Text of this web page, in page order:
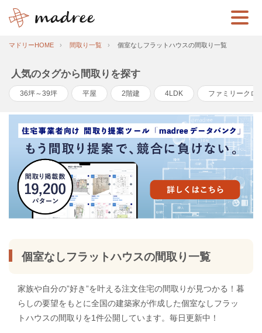
マドリーHOME 間取り一覧 個室なしフラットハウスの間取り一覧
人気のタグから間取りを探す
36坪～39坪 平屋 2階建 4LDK ファミリークロ
個室なしフラットハウスの間取り一覧
家族や自分の”好き”を叶える注文住宅の間取りが見つかる！暮
らしの要望をもとに全国の建築家が作成した個室なしフラッ
トハウスの間取りを1件公開しています。毎日更新中！